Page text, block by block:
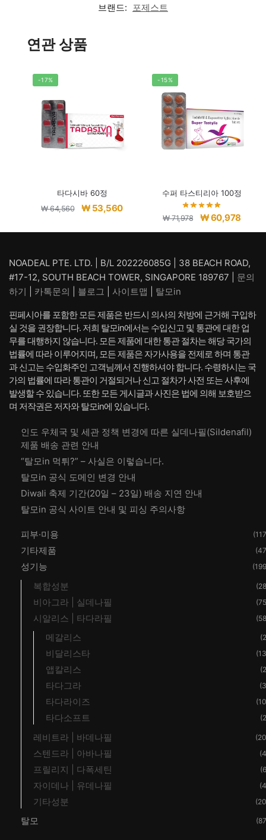
브랜드: 포제스트
연관 상품
-17%
타다시바 60정
₩64,560
원
가
₩ 64,560.
₩ 53,560현
가
₩ 53,560.
-15%
수퍼 타스티리아 100정
₩71,978
원
래
격:
₩ 71,978.
₩60,978현
재
격:
₩
NOADEAL PTE. LTD. | B/L 202226085G | 38 BEACH ROAD,
#17-12, SOUTH BEACH TOWER, SINGAPORE 189767 | 문의
하기
카톡문의 블로그 사이트맵 탈모in
핀페시아를 포함한 모든 제품은 반드시 의사의 처방에 근거해 구입하
실 것을 권장합니다. 저희 탈모in에서는 수입신고 및 통관에 대한 업
무를 대행하지 않습니다. 모든 제품에 대한 통관 절차는 해당 국가의
법률에 따라 이루어지며, 모든 제품은 자가사용을 전제로 하며 통관
과 신고는 수입화주인 고객님께서 진행하셔야 합니다. 수령하시는 국
가의 법률에 따라 통관이 거절되거나 신고 절차가 사전 또는 사후에
발생할 수 있습니다. 또한 모든 게시글과 사진은 법에 의해 보호받으
며 저작권은 저자와 탈모in에 있습니다.
인도 우체국 및 세관 정책 변경에 따른 실데나필(Sildenafil)
제품 배송 관련 안내
“탈모in 먹튀?” – 사실은 이렇습니다.
탈모in 공식 도메인 변경 안내
Diwali 축제 기간(20일 – 23일) 배송 지연 안내
탈모in 공식 사이트 안내 및 피싱 주의사항
피부·미용
기타제품
성기능
복합성분
비아그라 | 실데나필
시알리스 | 타다라필
메갈리스
비달리스타
앱칼리스
타다그라
타다라이즈
타다소프트
레비트라 | 바데나필
스텐드라 | 아바나필
프릴리지 | 다폭세틴
자이데나 | 유데나필
기타성분
탈모